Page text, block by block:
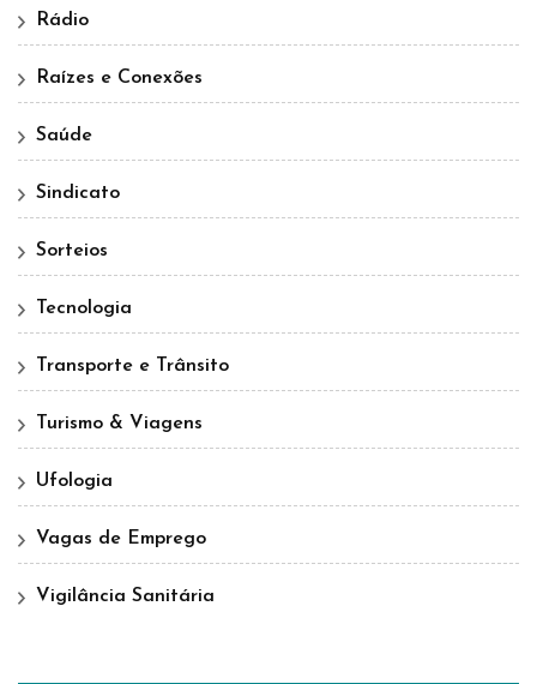
Rádio
Raízes e Conexões
Saúde
Sindicato
Sorteios
Tecnologia
Transporte e Trânsito
Turismo & Viagens
Ufologia
Vagas de Emprego
Vigilância Sanitária